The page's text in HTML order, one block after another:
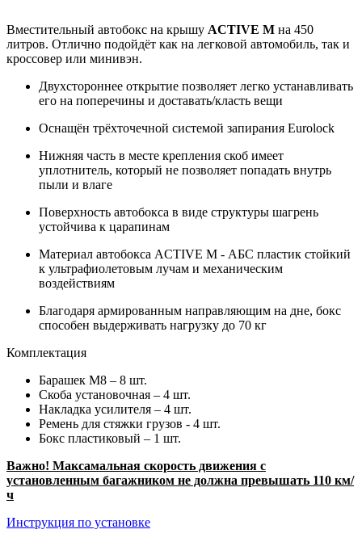
Вместительный автобокс на крышу ACTIVE M на 450
литров. Отлично подойдёт как на легковой автомобиль, так и
кроссовер или минивэн.
Двухстороннее открытие позволяет легко устанавливать
его на поперечины и доставать/класть вещи
Оснащён трёхточечной системой запирания Eurolock
Нижняя часть в месте крепления скоб имеет
уплотнитель, который не позволяет попадать внутрь
пыли и влаге
Поверхность автобокса в виде структуры шагрень
устойчива к царапинам
Материал автобокса ACTIVE M - АБС пластик стойкий
к ультрафиолетовым лучам и механическим
воздействиям
Благодаря армированным направляющим на дне, бокс
способен выдерживать нагрузку до 70 кг
Комплектация
Барашек М8 – 8 шт.
Скоба установочная – 4 шт.
Накладка усилителя – 4 шт.
Ремень для стяжки грузов - 4 шт.
Бокс пластиковый – 1 шт.
Важно! Максамальная скорость движения с
установленным багажником не должна превышать 110 км/
ч
Инструкция по установке